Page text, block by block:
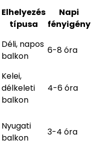
Elhelyezés
típusa
Napi
fényigény
Déli, napos
balkon
6-8 óra
Kelei,
délkeleti
balkon
4-6 óra
Nyugati
balkon
3-4 óra